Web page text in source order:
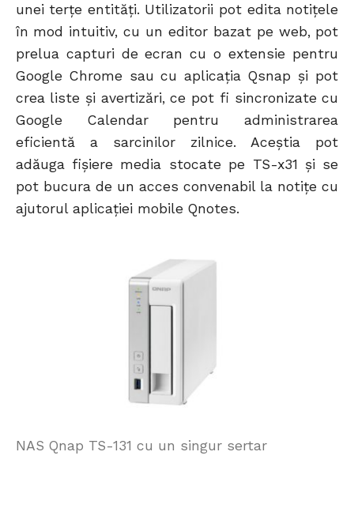
unei terțe entități. Utilizatorii pot edita notițele
în mod intuitiv, cu un editor bazat pe web, pot
prelua capturi de ecran cu o extensie pentru
Google Chrome sau cu aplicația Qsnap și pot
crea liste și avertizări, ce pot fi sincronizate cu
Google Calendar pentru administrarea
eficientă a sarcinilor zilnice. Aceștia pot
adăuga fișiere media stocate pe TS-x31 și se
pot bucura de un acces convenabil la notițe cu
ajutorul aplicației mobile Qnotes.
NAS Qnap TS-131 cu un singur sertar